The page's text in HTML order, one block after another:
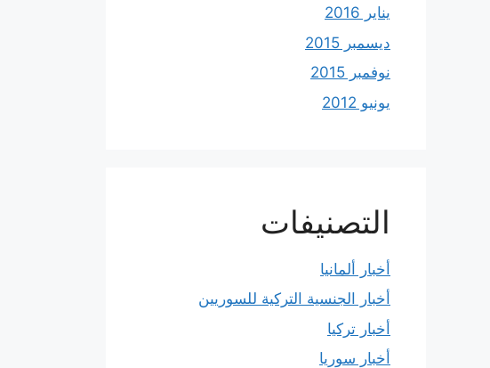
يناير 2016
ديسمبر 2015
نوفمبر 2015
يونيو 2012
التصنيفات
أخبار ألمانيا
أخبار الجنسية التركية للسوريين
أخبار تركيا
أخبار سوريا